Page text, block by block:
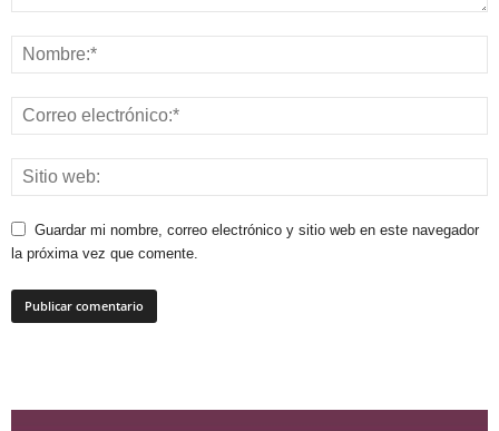
Guardar mi nombre, correo electrónico y sitio web en este navegador
la próxima vez que comente.